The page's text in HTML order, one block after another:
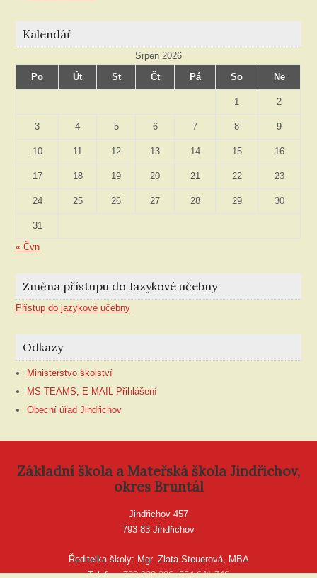
Kalendář
Srpen 2026
Po
Út St Čt Pá So Ne
1 2
3 4 5 6 7 8 9
10 11 12 13 14 15 16
17 18 19 20 21 22 23
24 25 26 27 28 29 30
31
« Čvn
Změna přístupu do Jazykové učebny
Přístup do jazykové učebny
Odkazy
Ministerstvo školství
MS TEAMS, E-MAIL Přihlášení
Obecní úřad Jindřichov
Základní škola a Mateřská škola Jindřichov,
okres Bruntál
Jindřichov 457
793 83 Jindřichov
Ředitelka školy: Mgr. Zlata Steuerová, MBA
Telefon:702 020 296,554 641 746